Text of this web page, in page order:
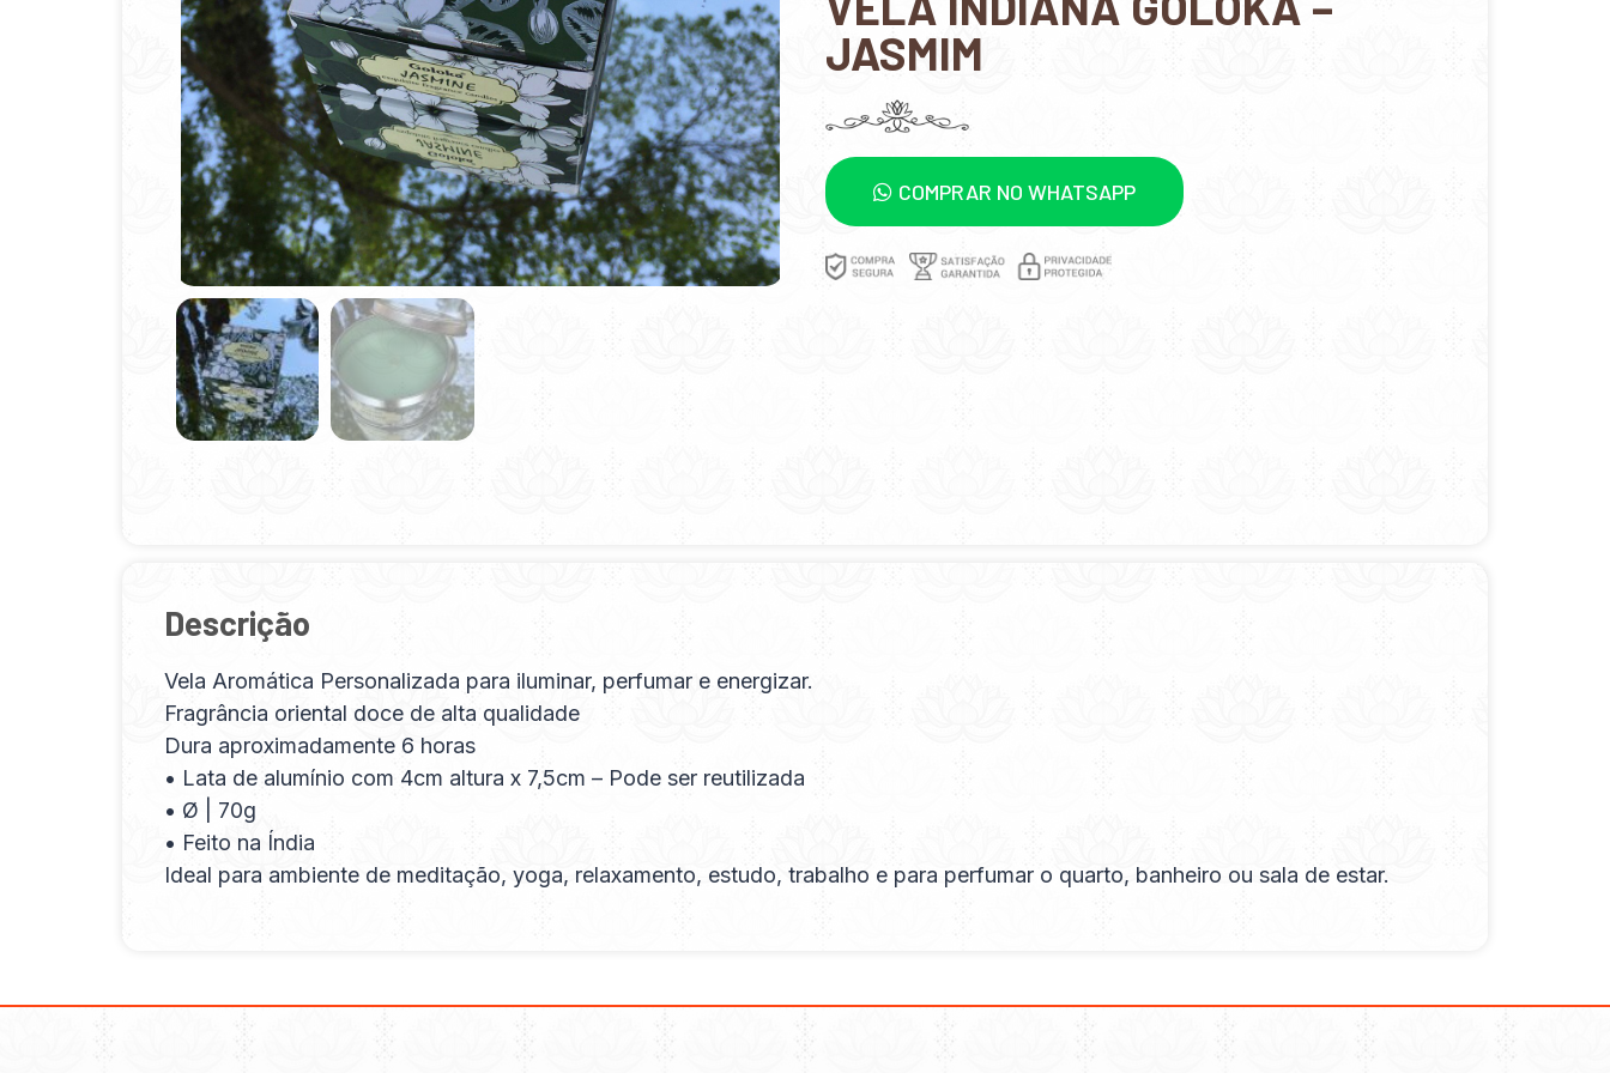
JASMIM
COMPRAR NO WHATSAPP
Descrição
Vela Aromática Personalizada para iluminar, perfumar e energizar.
Fragrância oriental doce de alta qualidade
Dura aproximadamente 6 horas
• Lata de alumínio com 4cm altura x 7,5cm – Pode ser reutilizada
• Ø | 70g
• Feito na Índia
Ideal para ambiente de meditação, yoga, relaxamento, estudo, trabalho e para perfumar o quarto, banheiro ou sala de estar.